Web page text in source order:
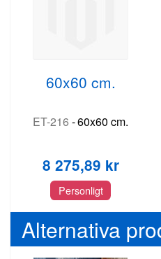
60x60 cm.
ET-216 -60x60 cm.
8 275,89 kr
Personligt
Alternativa